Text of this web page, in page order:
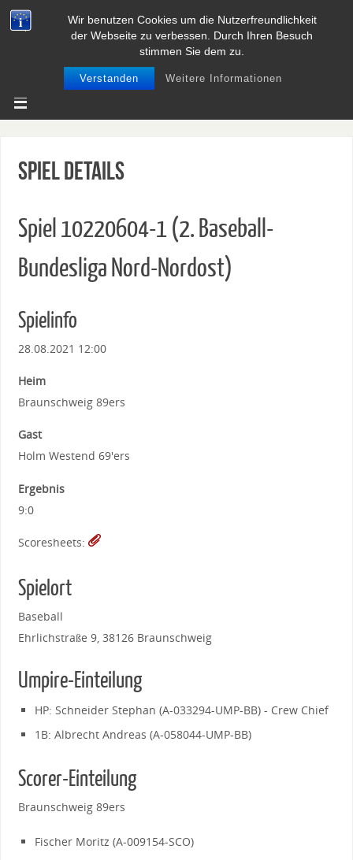
Wir benutzen Cookies um die Nutzerfreundlichkeit
der Webseite zu verbessen. Durch Ihren Besuch
stimmen Sie dem zu.
Verstanden Weitere Informationen
BASEBALL UND SOFTBALL IN
NIEDERSACHSEN
Spiel Details
Spiel 10220604-1 (2. Baseball-
Bundesliga Nord-Nordost)
Spielinfo
28.08.2021 12:00
Heim
Braunschweig 89ers
Gast
Holm Westend 69'ers
Ergebnis
9:0
Scoresheets:
Spielort
Baseball
Ehrlichstraße 9, 38126 Braunschweig
Umpire-Einteilung
HP: Schneider Stephan (A-033294-UMP-BB) - Crew Chief
1B: Albrecht Andreas (A-058044-UMP-BB)
Scorer-Einteilung
Braunschweig 89ers
Fischer Moritz (A-009154-SCO)